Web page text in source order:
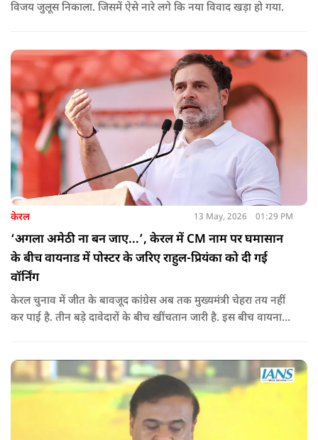
विजय जुलूस निकाला. जिसमें ऐसे नारे लगे कि नया विवाद खड़ा हो गया.
केरल 13 May, 2026 01:29 PM
‘अगला अमेठी ना बन जाए...’, केरल में CM नाम पर घमासान
के बीच वायनाड में पोस्टर के जरिए राहुल-प्रियंका को दी गई
वॉर्निंग
केरल चुनाव में जीत के बावजूद कांग्रेस अब तक मुख्यमंत्री चेहरा तय नहीं
कर पाई है. तीन बड़े दावेदारों के बीच खींचतान जारी है. इस बीच वायनाड